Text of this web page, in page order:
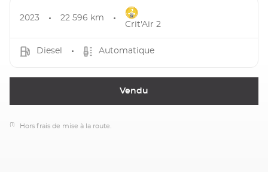
2023 22 596 km
Crit'Air 2
Diesel Automatique
Vendu
(1) Hors frais de mise à la route.